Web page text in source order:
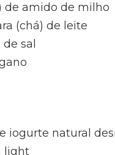
de amido de milho
(chá) de leite
sal
iogurte natural
light